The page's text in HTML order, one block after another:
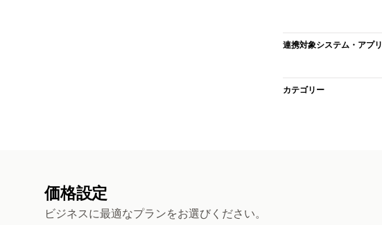
連携対象システム・アプリ
カテゴリー
価格設定
ビジネスに最適なプランをお選びください。